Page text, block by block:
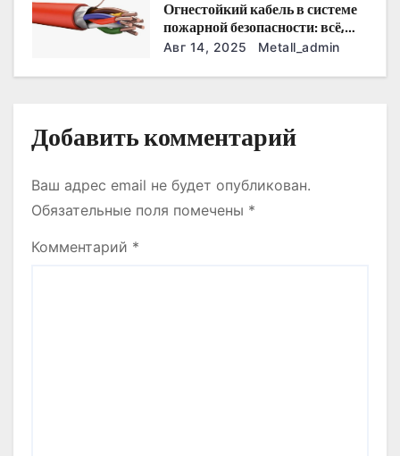
с
Огнестойкий кабель в системе
пожарной безопасности: всё,
что нужно знать
Авг 14, 2025 Metall_admin
Добавить комментарий
Ваш адрес email не будет опубликован.
Обязательные поля помечены *
Комментарий *